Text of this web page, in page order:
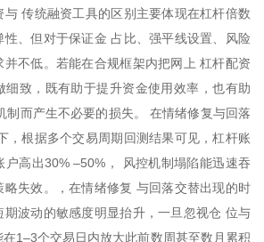
与 传统融资工具的区别主要体现在杠杆倍数
、但对于保证金 占比、强平线设置、风险
不低。若能在合规框架内把网上 杠杆配资
细致，既有助于提升资金使用效率，也有助
制而产生不必要的损失。 在情绪修复与回落
，根据多个交易周期回测结果可见，杠杆账
户高出30% –50%， 风控机制塌陷能迅速吞
略失效。，在情绪修复 与回落交替出现的时
期波动的敏感度明显抬升，一旦忽视仓 位与
1–3个交易日内放大此前数周甚至数月累积